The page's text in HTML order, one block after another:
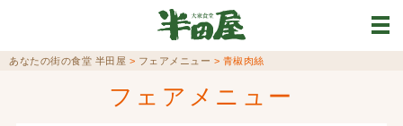
あなたの街の食堂 半田屋 > フェアメニュー > 青椒肉絲
フェアメニュー